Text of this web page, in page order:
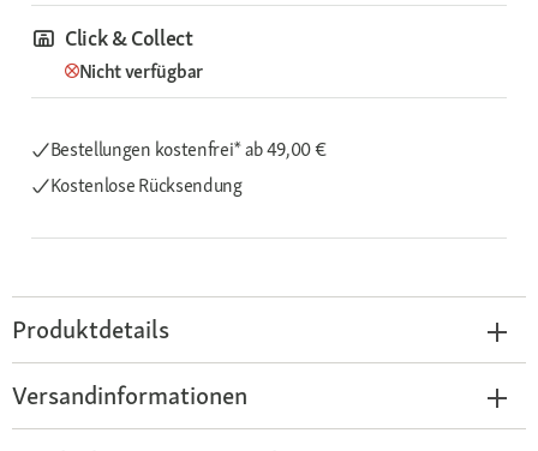
Click & Collect
Nicht verfügbar
Bestellungen kostenfrei*ab 49,00 €
Kostenlose Rücksendung
Produktdetails
Versandinformationen